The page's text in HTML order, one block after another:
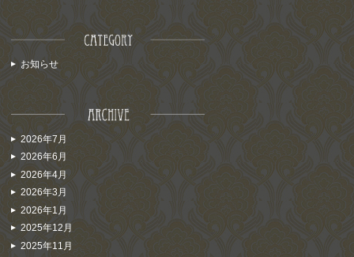
お知らせ
2026年7月
2026年6月
2026年4月
2026年3月
2026年1月
2025年12月
2025年11月